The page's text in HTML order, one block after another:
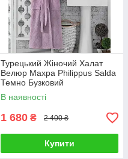
Турецький Жіночий Халат
Велюр Махра Philippus Salda
Темно Бузковий
В наявності
1 680 ₴ 2 400 ₴
Купити